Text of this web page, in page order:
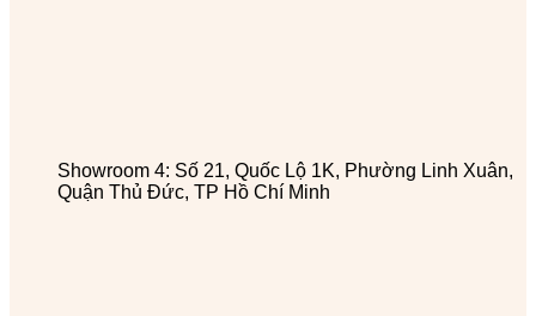
Showroom 4: Số 21, Quốc Lộ 1K, Phường Linh Xuân,
Quận Thủ Đức, TP Hồ Chí Minh